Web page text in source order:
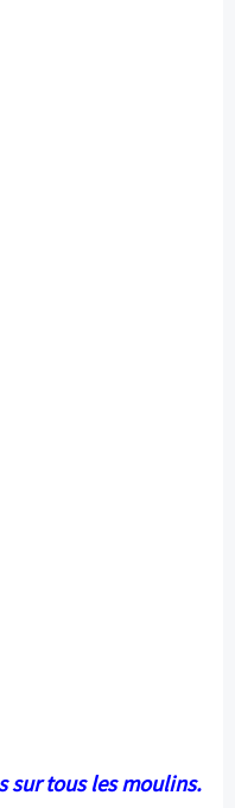
sur tous les moulins.